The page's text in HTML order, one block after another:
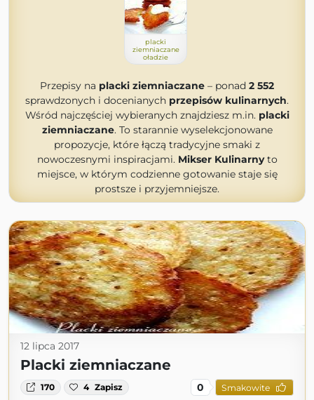
placki
ziemniaczane
oładzie
Przepisy na placki ziemniaczane – ponad 2 552
sprawdzonych i docenianych przepisów kulinarnych.
Wśród najczęściej wybieranych znajdziesz m.in. placki
ziemniaczane. To starannie wyselekcjonowane
propozycje, które łączą tradycyjne smaki z
nowoczesnymi inspiracjami. Mikser Kulinarnyto
miejsce, w którym codzienne gotowanie staje się
prostsze i przyjemniejsze.
12 lipca 2017
Placki ziemniaczane
170 4 Zapisz 0 Smakowite